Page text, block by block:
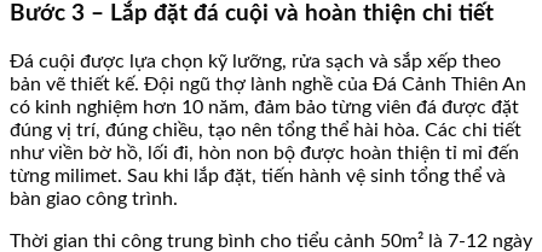
Bước 3 – Lắp đặt đá cuội và hoàn thiện chi tiết
Đá cuội được lựa chọn kỹ lưỡng, rửa sạch và sắp xếp theo
bản vẽ thiết kế. Đội ngũ thợ lành nghề của Đá Cảnh Thiên An
có kinh nghiệm hơn 10 năm, đảm bảo từng viên đá được đặt
đúng vị trí, đúng chiều, tạo nên tổng thể hài hòa. Các chi tiết
như viền bờ hồ, lối đi, hòn non bộ được hoàn thiện tỉ mỉ đến
từng milimet. Sau khi lắp đặt, tiến hành vệ sinh tổng thể và
bàn giao công trình.
Thời gian thi công trung bình cho tiểu cảnh 50m² là 7-12 ngày